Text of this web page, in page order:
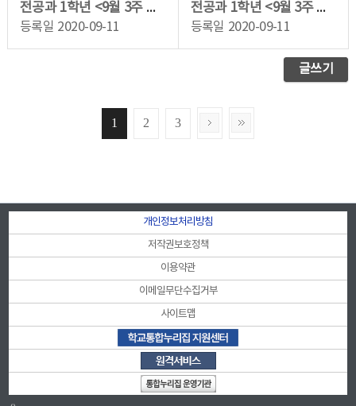
전공과 1학년 <9월 3주 금요일> 학습 동영상
등록일 2020-09-11
전공과 1학년 <9월 3주 목요일> 학습 동영상
등록일 2020-09-11
글쓰기
1 2 3
개인정보처리방침
저작권보호정책
이용약관
이메일무단수집거부
사이트맵